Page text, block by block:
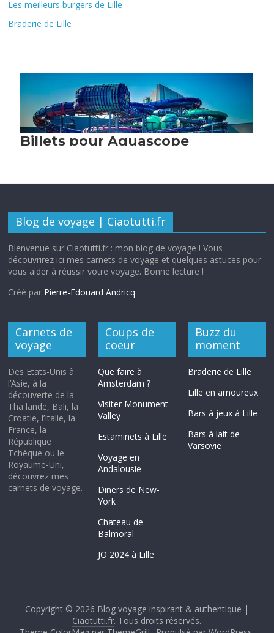
Les meilleurs burgers de Lille
Braderie de Lille
Blog de voyage | Ciaotutti.fr
Bienvenue sur Ciaotutti.fr : mon blog de voyage ! Vous
découvrirez ici mes carnets de voyage et quelques astuces pour
vous aider à réussir votre voyage. Bonne lecture !
Créé par Pierre-Edouard Andricq
Carnets de
voyage
Des Etats-Unis à
l’Asie, à la
découverte de la
Thaïlande, Bali, la
Croatie, l’Italie, la
France, la
République
Tchèque ou le
Royaume-Uni,
découvrez mes
carnets de voyage.
Coups de
coeur
Que faire à
Amsterdam ?
Visiter Monument
Valley
Estaminets à Lille
Voyage en
Andalousie
Diners de New-
York
Chateau de
Balmoral
JO 2024 à Lille
Buzz du
moment
Braderie de Lille
Lille en amoureux
Bars à jeux à Lille
Bars à lait de
Varsovie
Copyright © 2026 Blog voyage inspirant & authentique |
Ciaotutti.fr. Tous droits réservés.